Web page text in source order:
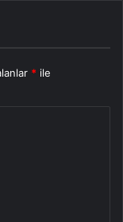
* ile